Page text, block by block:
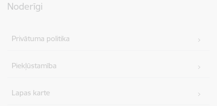
Noderīgi
Privātuma politika
Piekļūstamība
Lapas karte